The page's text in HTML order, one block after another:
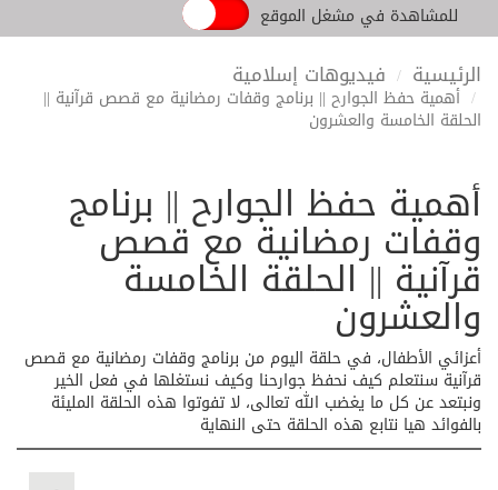
للمشاهدة في مشغل الموقع
الرئيسية فيديوهات إسلامية
أهمية حفظ الجوارح || برنامج وقفات رمضانية مع قصص قرآنية ||
الحلقة الخامسة والعشرون
أهمية حفظ الجوارح || برنامج
وقفات رمضانية مع قصص
قرآنية || الحلقة الخامسة
والعشرون
أعزائي الأطفال، في حلقة اليوم من برنامج وقفات رمضانية مع قصص
قرآنية سنتعلم كيف نحفظ جوارحنا وكيف نستغلها في فعل الخير
ونبتعد عن كل ما يغضب الله تعالى، لا تفوتوا هذه الحلقة المليئة
بالفوائد هيا نتابع هذه الحلقة حتى النهاية